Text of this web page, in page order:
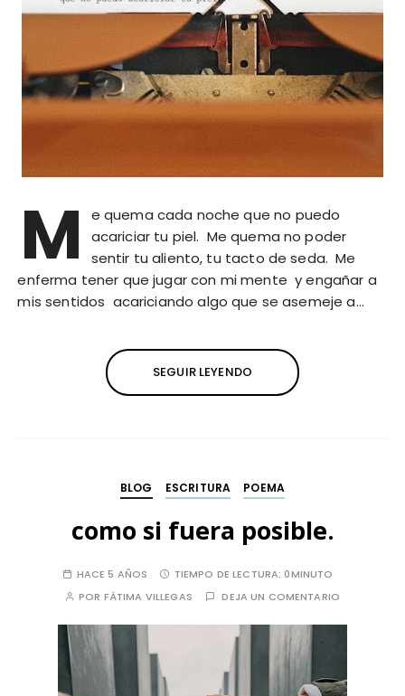
M
e quema cada noche que no puedo
acariciar tu piel. Me quema no poder
sentir tu aliento, tu tacto de seda. Me
enferma tener que jugar con mi mente y engañar a
mis sentidos acariciando algo que se asemeje a…
SEGUIR LEYENDO
BLOG ESCRITURA POEMA
como si fuera posible.
HACE 5 AÑOS TIEMPO DE LECTURA: 0MINUTO
POR FÁTIMA VILLEGAS DEJA UN COMENTARIO